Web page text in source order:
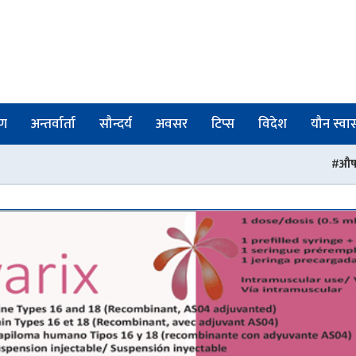
अन्तर्वार्ता सौन्दर्य अवसर टिप्स विदेश यौन
औषधी नियमनमा संरचनागत